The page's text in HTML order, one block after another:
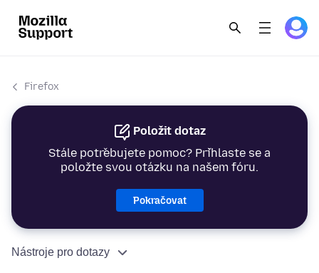
Firefox
Položit dotaz
Stále potřebujete pomoc? Přihlaste se a
položte svou otázku na našem fóru.
Pokračovat
Nástroje pro dotazy